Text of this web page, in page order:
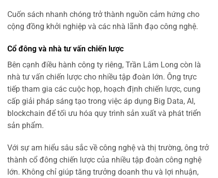
Cuốn sách nhanh chóng trở thành nguồn cảm hứng cho
cộng đồng khởi nghiệp và các nhà lãnh đạo công nghệ.
Cổ đông và nhà tư vấn chiến lược
Bên cạnh điều hành công ty riêng, Trần Lâm Long còn là
nhà tư vấn chiến lược cho nhiều tập đoàn lớn. Ông trực
tiếp tham gia các cuộc họp, hoạch định chiến lược, cung
cấp giải pháp sáng tạo trong việc áp dụng Big Data, AI,
blockchain để tối ưu hóa quy trình sản xuất và phát triển
sản phẩm.
Với sự am hiểu sâu sắc về công nghệ và thị trường, ông trở
thành cổ đông chiến lược của nhiều tập đoàn công nghệ
lớn. Không chỉ giúp tăng trưởng doanh thu và lợi nhuận,